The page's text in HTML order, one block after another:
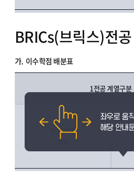
BRICs(브릭스)전
가. 이수학점 배분표
1전공 계열구분
2015학번
이후